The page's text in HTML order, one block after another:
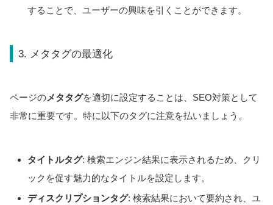
することで、ユーザーの興味を引くことができます。
3. メタタグの最適化
ページのメタタグを適切に設定することは、SEO対策として
非常に重要です。特に以下のタグに注意を払いましょう。
タイトルタグ: 検索エンジン結果に表示されるため、クリ
ックを促す魅力的なタイトルを設定します。
ディスクリプションタグ: 検索結果において要約され、ユ